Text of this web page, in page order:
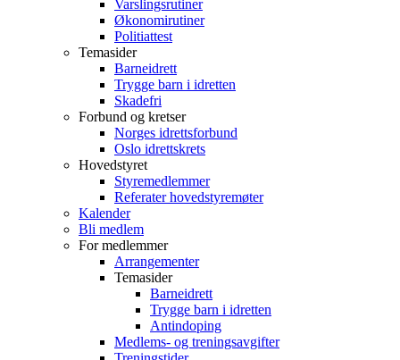
Varslingsrutiner
Økonomirutiner
Politiattest
Temasider
Barneidrett
Trygge barn i idretten
Skadefri
Forbund og kretser
Norges idrettsforbund
Oslo idrettskrets
Hovedstyret
Styremedlemmer
Referater hovedstyremøter
Kalender
Bli medlem
For medlemmer
Arrangementer
Temasider
Barneidrett
Trygge barn i idretten
Antindoping
Medlems- og treningsavgifter